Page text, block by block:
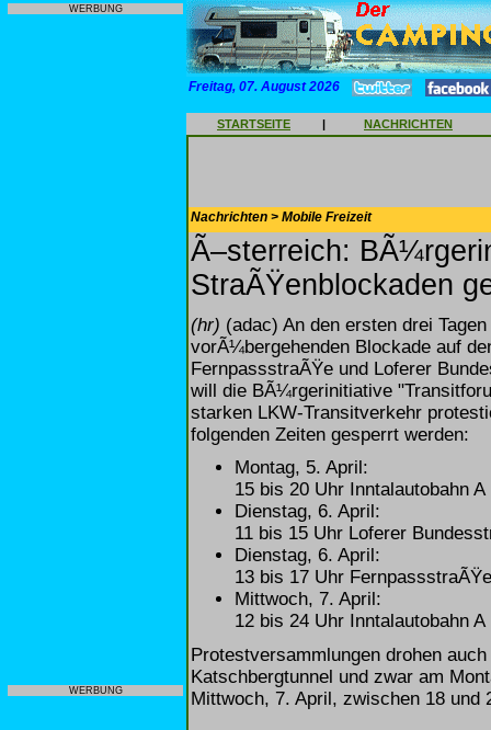
WERBUNG
WERBUNG
Freitag, 07. August 2026
STARTSEITE | NACHRICHTEN
Nachrichten > Mobile Freizeit
Ã–sterreich:
StraÃŸenblockaden
(hr) (adac) An den ersten drei
vorÃ¼bergehenden Blockade auf
FernpassstraÃŸe und Loferer
will die BÃ¼rgerinitiative
starken LKW-Transitverkehr
folgenden Zeiten gesperrt werden:
Montag, 5. April:
15 bis 20 Uhr Inntalautobahn
Dienstag, 6. April:
11 bis 15 Uhr Loferer
Dienstag, 6. April:
13 bis 17 Uhr
Mittwoch, 7. April:
12 bis 24 Uhr Inntalautobahn
Protestversammlungen drohen
Katschbergtunnel und zwar am
Mittwoch, 7. April, zwischen 18 und